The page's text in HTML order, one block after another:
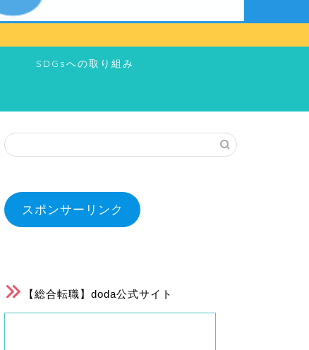
SDGsへの取り組み
スポンサーリンク
【総合転職】doda公式サイト